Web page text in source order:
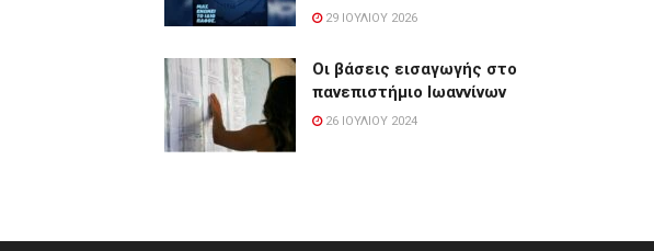
29 ΙΟΥΛΊΟΥ 2026
Οι βάσεις εισαγωγής στο
πανεπιστήμιο Ιωαννίνων
26 ΙΟΥΛΊΟΥ 2024